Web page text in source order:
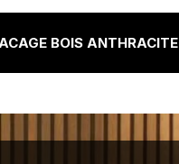
BOIS ANTHRACITE